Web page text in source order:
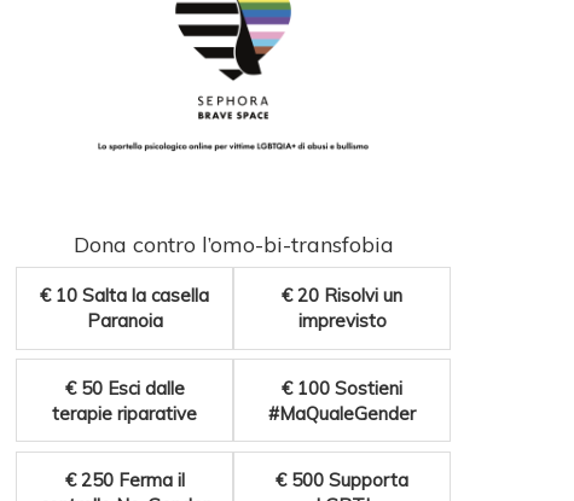
Dona contro l’omo-bi-transfobia
€ 10 Salta la casella
Paranoia
€ 20 Risolvi un
imprevisto
€ 50 Esci dalle
terapie riparative
€ 100 Sostieni
#MaQualeGender
€ 250 Ferma il
€ 500 Supporta